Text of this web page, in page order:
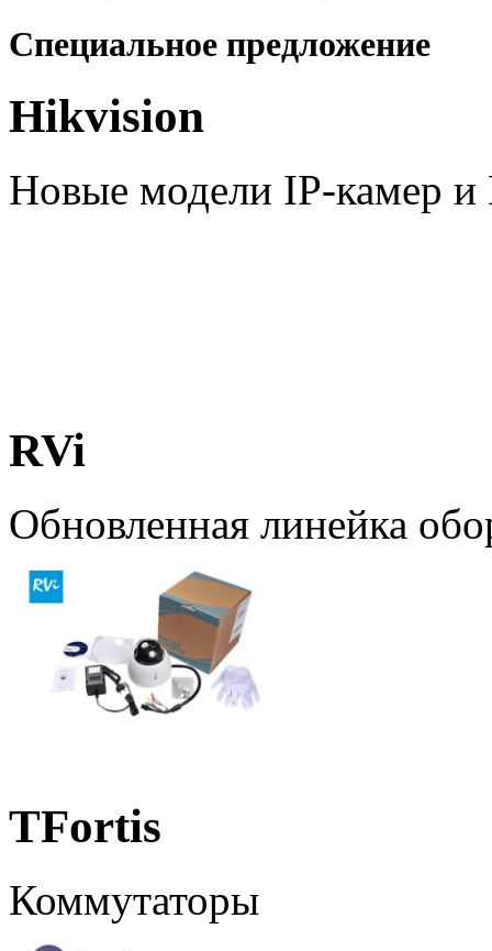
Специальное предложение
Hikvision
Новые модели IP-камер и
RVi
Обновленная линейка
TFortis
Коммутаторы